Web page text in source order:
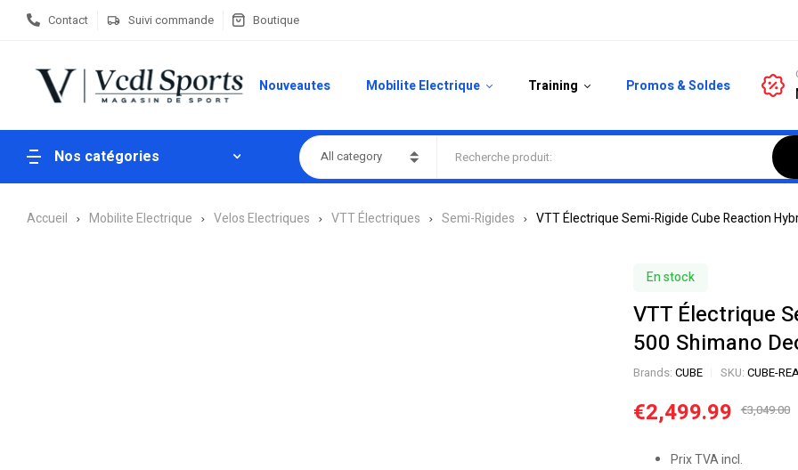
Contact Suivi commande Boutique
Nouveautes Mobilite Electrique Training Promos & Soldes
Nos catégories All category
Accueil Mobilite Electrique Velos Electriques VTT Électriques Semi-Rigides VTT Électrique Semi-Rigide Cube Reaction
En stock
VTT Électrique
500 Shimano
Brands: CUBE SKU: CUBE-
€3,049.00
€2,499.99
Prix TVA incl.